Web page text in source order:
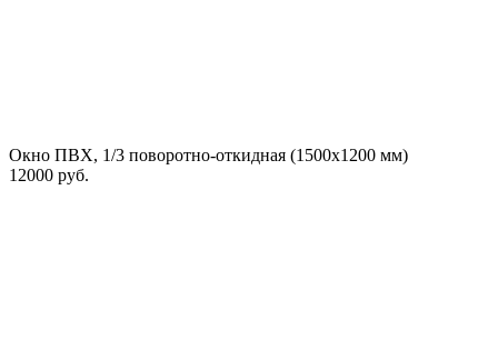
Окно ПВХ, 1/3 поворотно-откидная (1500х1200 мм)
12000 руб.